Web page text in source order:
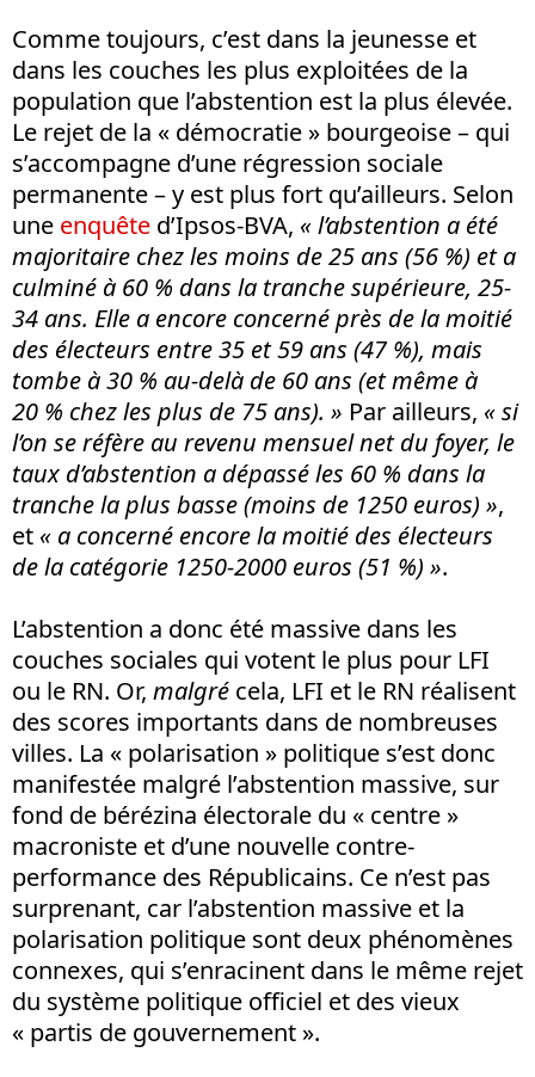
Comme toujours, c’est dans la jeunesse et
dans les couches les plus exploitées de la
population que l’abstention est la plus élevée.
Le rejet de la « démocratie » bourgeoise – qui
s’accompagne d’une régression sociale
permanente – y est plus fort qu’ailleurs. Selon
une enquête d’Ipsos-BVA, « l’abstention a été
majoritaire chez les moins de 25 ans (56 %) et a
culminé à 60 % dans la tranche supérieure, 25-
34 ans. Elle a encore concerné près de la moitié
des électeurs entre 35 et 59 ans (47 %), mais
tombe à 30 % au-delà de 60 ans (et même à
20 % chez les plus de 75 ans). » Par ailleurs, « si
l’on se réfère au revenu mensuel net du foyer, le
taux d’abstention a dépassé les 60 % dans la
tranche la plus basse (moins de 1250 euros) »,
et « a concerné encore la moitié des électeurs
de la catégorie 1250-2000 euros (51 %) ».
L’abstention a donc été massive dans les
couches sociales qui votent le plus pour LFI
ou le RN. Or, malgré cela, LFI et le RN réalisent
des scores importants dans de nombreuses
villes. La « polarisation » politique s’est donc
manifestée malgré l’abstention massive, sur
fond de bérézina électorale du « centre »
macroniste et d’une nouvelle contre-
performance des Républicains. Ce n’est pas
surprenant, car l’abstention massive et la
polarisation politique sont deux phénomènes
connexes, qui s’enracinent dans le même rejet
du système politique officiel et des vieux
« partis de gouvernement ».